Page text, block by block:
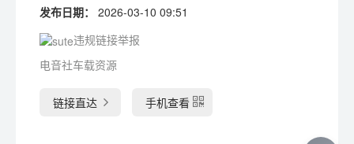
发布日期：
2026-03-10 09:51
违规链接举报
电音社车载资源
链接直达 手机查看